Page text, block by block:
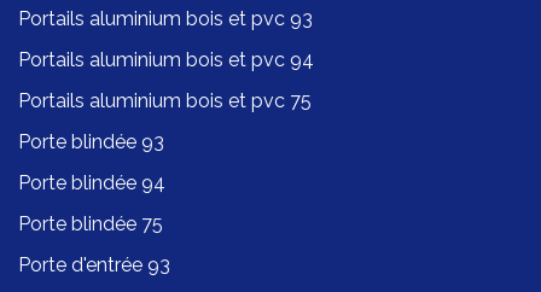
Portails aluminium bois et pvc 93
Portails aluminium bois et pvc 94
Portails aluminium bois et pvc 75
Porte blindée 93
Porte blindée 94
Porte blindée 75
Porte d'entrée 93